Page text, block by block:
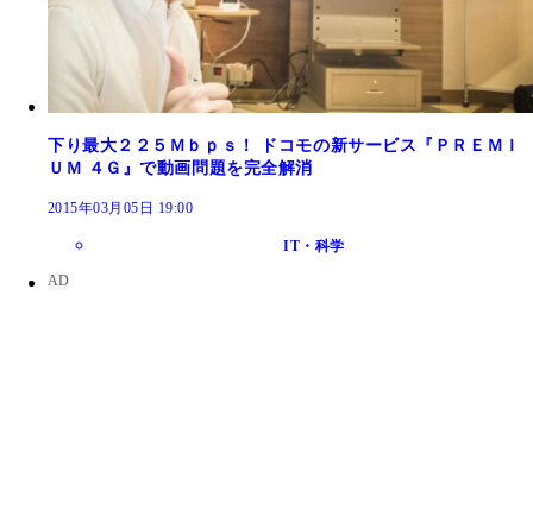
下り最大２２５Ｍｂｐｓ！ ドコモの新サービス『ＰＲＥＭＩ
ＵＭ ４Ｇ』で動画問題を完全解消
2015年03月05日 19:00
IT・科学